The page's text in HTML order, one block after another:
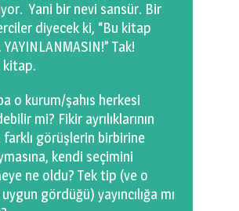
Yani bir nevi sansür. Bir
diyecek ki, “Bu kitap
YAYINLANMASIN!” Tak!
kitap.
o kurum/şahıs herkesi
mi? Fikir ayrılıklarının
farklı görüşlerin birbirine
kendi seçimini
ne oldu? Tek tip (ve o
gördüğü) yayıncılığa mı